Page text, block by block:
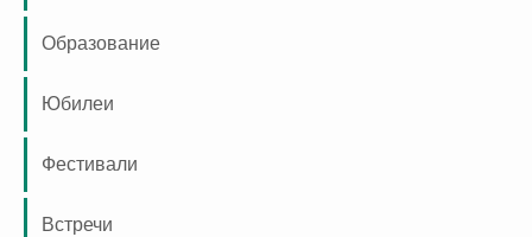
Образование
Юбилеи
Фестивали
Встречи